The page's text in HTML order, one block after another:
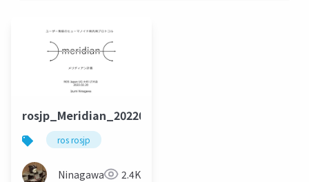
rosjp_Meridian_20220220
ros rosjp
Ninagawa123 2.4K